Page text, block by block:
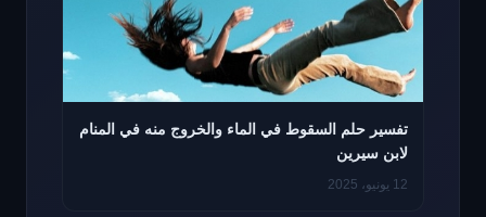
تفسير حلم السقوط في الماء والخروج منه في المنام
لابن سيرين
12 يونيو، 2025